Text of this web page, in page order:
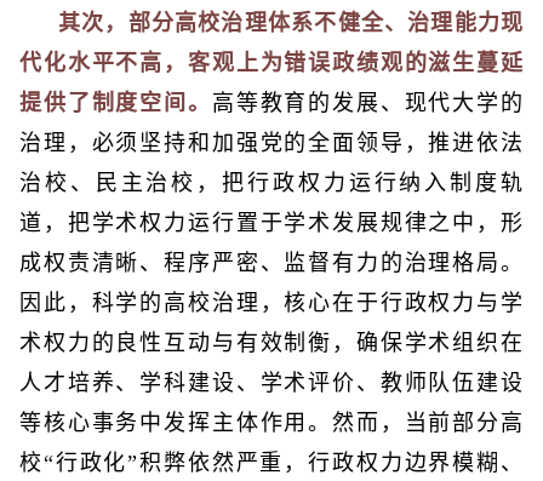
其次，部分高校治理体系不健全、治理能力现
代化水平不高，客观上为错误政绩观的滋生蔓延
提供了制度空间。 高等教育的发展、现代大学的
治理，必须坚持和加强党的全面领导，推进依法
治校、民主治校，把行政权力运行纳入制度轨
道，把学术权力运行置于学术发展规律之中，形
成权责清晰、程序严密、监督有力的治理格局。
因此，科学的高校治理，核心在于行政权力与学
术权力的良性互动与有效制衡，确保学术组织在
人才培养、学科建设、学术评价、教师队伍建设
等核心事务中发挥主体作用。然而，当前部分高
校“行政化”积弊依然严重，行政权力边界模糊、